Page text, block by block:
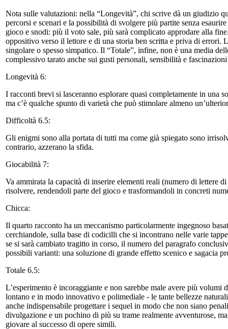
Nota sulle valutazioni: nella “Longevità”, chi scrive dà un giudizio
percorsi e scenari e la possibilità di svolgere più partite senza
gioco e snodi: più il voto sale, più sarà complicato approdare alla
oppositivo verso il lettore e di una storia ben scritta e priva di errori.
singolare o spesso simpatico. Il “Totale”, infine, non è una media
complessivo tarato anche sui gusti personali, sensibilità e
Longevità 6:
I racconti brevi si lasceranno esplorare quasi completamente in una
ma c’è qualche spunto di varietà che può stimolare almeno
Difficoltà 6.5:
Gli enigmi sono alla portata di tutti ma come già spiegato sono
contrario, azzerano la sfida.
Giocabilità 7:
Va ammirata la capacità di inserire elementi reali (numero di lettere
risolvere, rendendoli parte del gioco e trasformandoli in concreti
Chicca:
Il quarto racconto ha un meccanismo particolarmente ingegnoso
cerchiandole, sulla base di codicilli che si incontrano nelle varie
se si sarà cambiato tragitto in corso, il numero del paragrafo
possibili varianti: una soluzione di grande effetto scenico e sagacia
Totale 6.5:
L’esperimento è incoraggiante e non sarebbe male avere più
lontano e in modo innovativo e polimediale - le tante bellezze
anche indispensabile progettare i sequel in modo che non siano
divulgazione e un pochino di più su trame realmente avventurose,
giovare al successo di opere simili.